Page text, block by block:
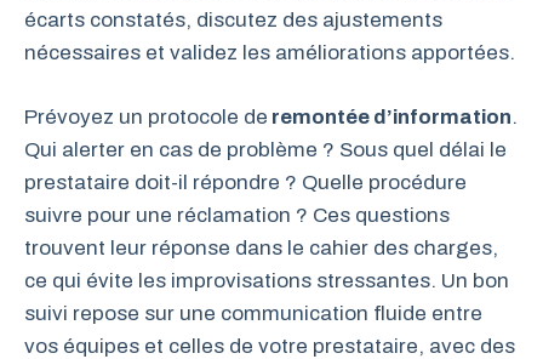
écarts constatés, discutez des ajustements
nécessaires et validez les améliorations apportées.
Prévoyez un protocole de remontée d’information.
Qui alerter en cas de problème ? Sous quel délai le
prestataire doit-il répondre ? Quelle procédure
suivre pour une réclamation ? Ces questions
trouvent leur réponse dans le cahier des charges,
ce qui évite les improvisations stressantes. Un bon
suivi repose sur une communication fluide entre
vos équipes et celles de votre prestataire, avec des